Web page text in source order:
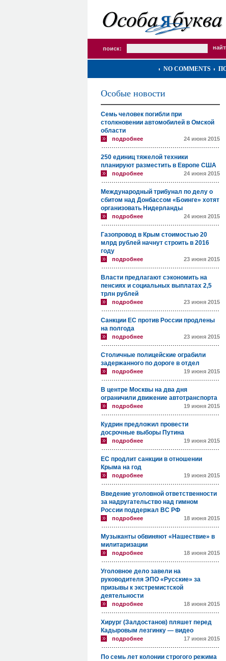
поиск:
NO COMMENTS
Особые новости
Семь человек погибли при
столкновении автомобилей в Омской
области
подробнее 24 июня 2015
250 единиц тяжелой техники
планируют разместить в Европе США
подробнее 24 июня 2015
Международный трибунал по делу о
сбитом над Донбассом «Боинге» хотят
организовать Нидерланды
подробнее 24 июня 2015
Газопровод в Крым стоимостью 20
млрд рублей начнут строить в 2016
году
подробнее 23 июня 2015
Власти предлагают сэкономить на
пенсиях и социальных выплатах 2,5
трлн рублей
подробнее 23 июня 2015
Санкции ЕС против России продлены
на полгода
подробнее 23 июня 2015
Столичные полицейские ограбили
задержанного по дороге в отдел
подробнее 19 июня 2015
В центре Москвы на два дня
ограничили движение автотранспорта
подробнее 19 июня 2015
Кудрин предложил провести
досрочные выборы Путина
подробнее 19 июня 2015
ЕС продлит санкции в отношении
Крыма на год
подробнее 19 июня 2015
Введение уголовной ответственности
за надругательство над гимном
России поддержал ВС РФ
подробнее 18 июня 2015
Музыканты обвиняют «Нашествие» в
милитаризации
подробнее 18 июня 2015
Уголовное дело завели на
руководителя ЭПО «Русские» за
призывы к экстремистской
деятельности
подробнее 18 июня 2015
Хирург (Залдостанов) пляшет перед
Кадыровым лезгинку — видео
подробнее 17 июня 2015
По семь лет колонии строгого режима